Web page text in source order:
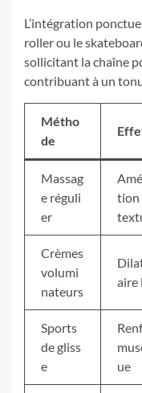
L’intégration
roller ou le
sollicitant la chaîne
contribuant à un
Métho
de
Massag
e réguli
er
tion
Crèmes
volumi
nateurs
aire
Sports
de gliss
e
ue